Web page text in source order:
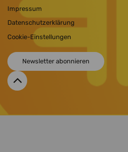
Impressum
Datenschutzerklärung
Cookie-Einstellungen
Newsletter abonnieren